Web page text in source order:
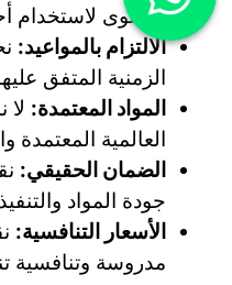
مستوى لاستخدام
الالتزام بالمواعيد:
الزمنية المتفق
المواد المعتمدة: لا
العالمية المعتمدة
الضمان الحقيقي:
جودة المواد والتنفيذ
الأسعار التنافسية:
مدروسة وتنافسية